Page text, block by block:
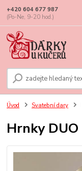
+420 604 677 987
(Po-Ne, 9-20 hod.)
Úvod Svatební dary
Hrnky DUO